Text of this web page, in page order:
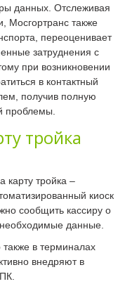
данных. Отслеживая
Мосгортранс также
переоценивает
затруднения с
при возникновении
в контактный
получив полную
проблемы.
тройка
карту тройка –
киоск
сообщить кассиру о
необходимые данные.
также в терминалах
внедряют в